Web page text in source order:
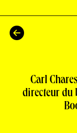
ACTUALITÉS
TOUTES
TOUTES
FORFAITS
VOIR
INFOLETTRES
Carl
directeur du